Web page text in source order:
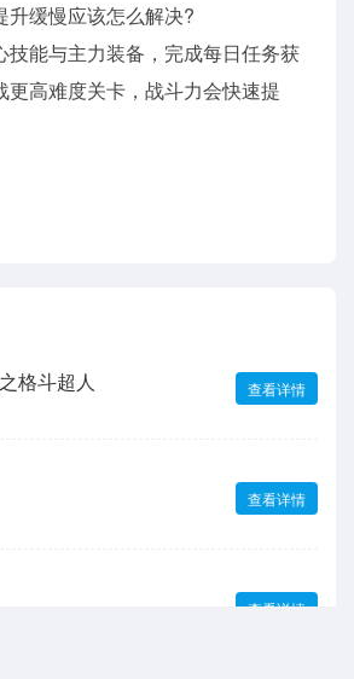
升缓慢应该怎么解决?
技能与主力装备，完成每日任务获
更高难度关卡，战斗力会快速提
格斗超人 查看详情
查看详情
查看详情